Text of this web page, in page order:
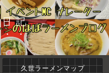
記
久世ラーメンマップ